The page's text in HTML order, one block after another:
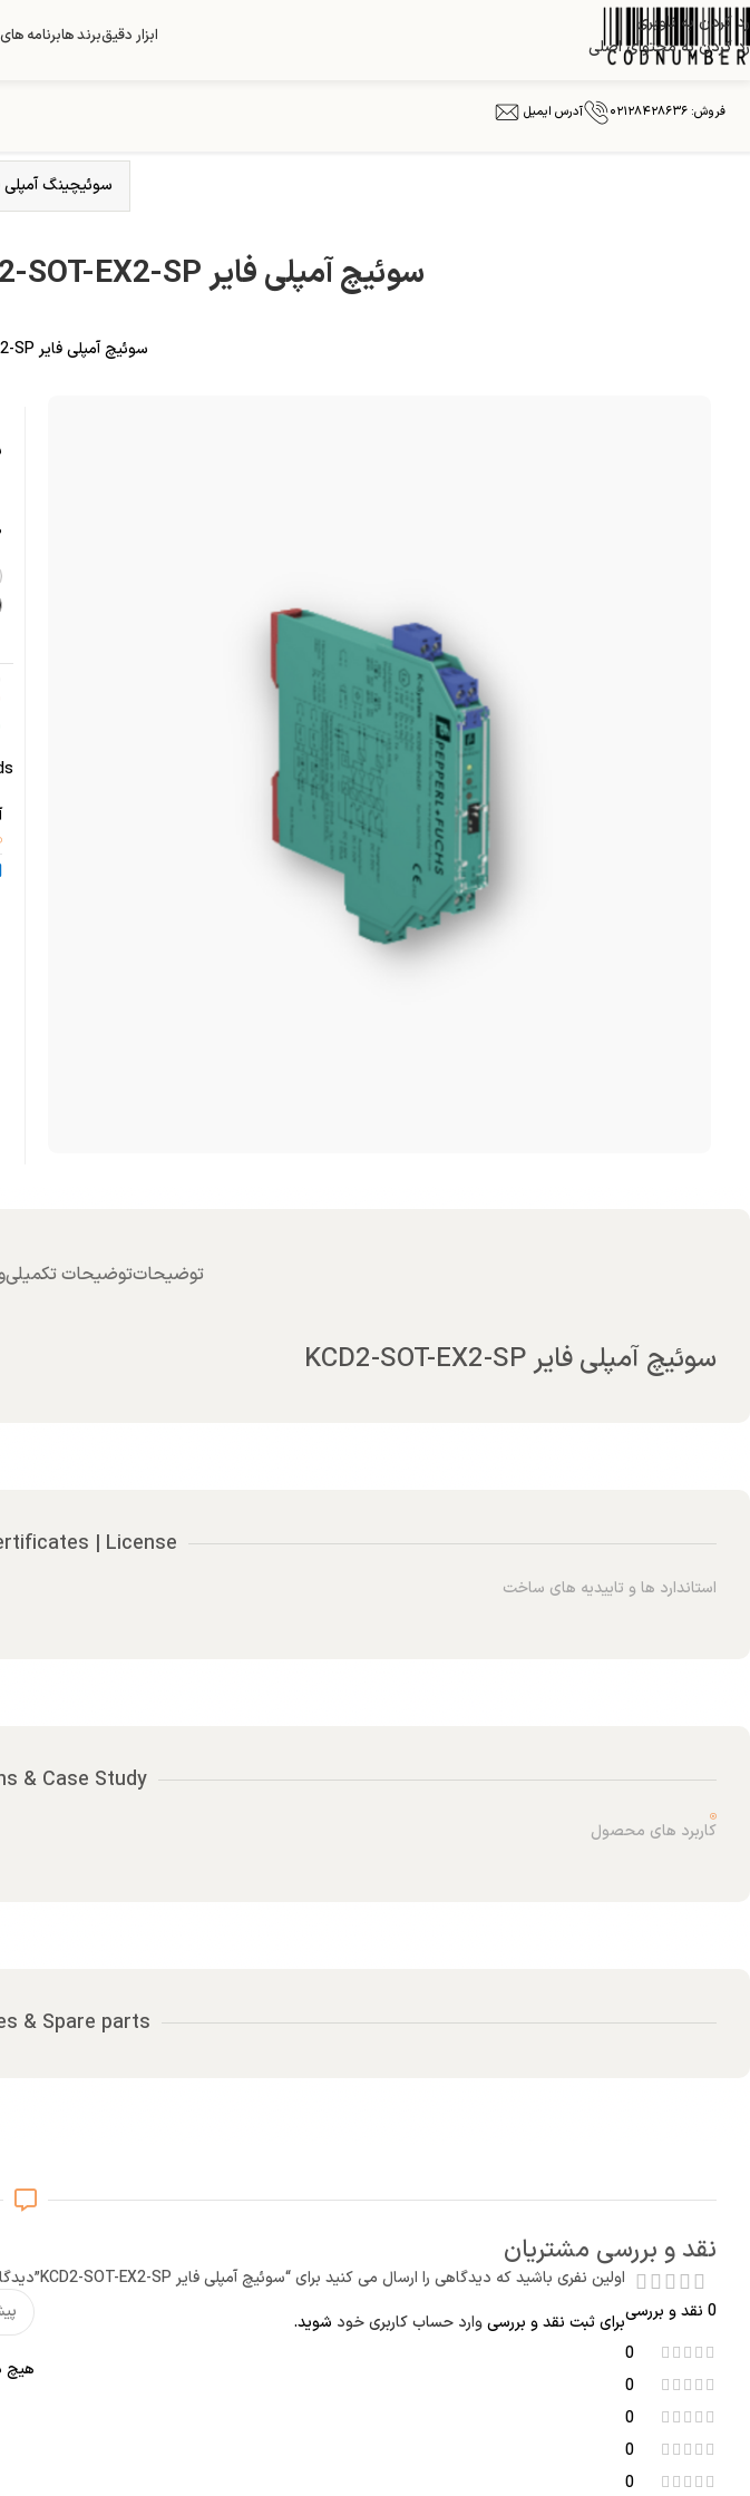
رد کردن به ناوبری
رد کردن به محتوای اصلی
ابزار دقیقبرند هابرنامه
فروش: ۰۲۱۲۸۴۲۸۶۳۶ آدرس ایمیل
سوئیچینگ آمپلی
سوئیچ آمپلی فایر KCD2-SOT-EX2-SP
سوئیچ آمپلی فایر KCD2-SOT-EX2-SP
توضیحاتتوضیحات تکمیلی
سوئیچ آمپلی فایر KCD2-SOT-EX2-SP
| License
استاندارد ها و تاییدیه های ساخت
& Case Study
کاربرد های محصول
& Spare parts
نقد و بررسی مشتریان
0 نقد و بررسی
0
0
0
0
0
هیچ
اولین نفری باشید که دیدگاهی را ارسال می کنید برای “سوئیچ آمپلی فایر KCD2-SOT-EX2-SP”
برای ثبت نقد و بررسیوارد حساب کاربری خود شوید.